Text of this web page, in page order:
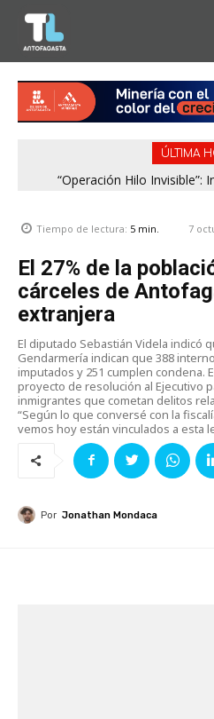
ÚLTIMA
“Operación Hilo Invisible”:
Tiempo de lectura: 5 min. 7
El 27% de la
cárceles de
extranjera
El diputado Sebastián Videla indicó
Gendarmería indican que 388
imputados y 251 cumplen condena.
proyecto de resolución al Ejecutivo
inmigrantes que cometan delitos
“Según lo que conversé con la
vemos hoy están vinculados a esta
Por Jonathan Mondaca